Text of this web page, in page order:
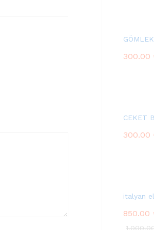
GÖMLEK
300.00
CEKET
300.00
italyan
850.00